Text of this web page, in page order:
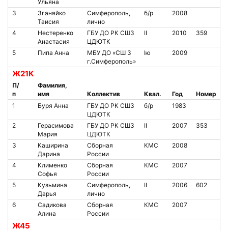
Ульяна
3
Зганяйко
Таисия
Симферополь,
лично
б/р 2008
4
Нестеренко
Анастасия
ГБУ ДО РК СШ3
ЦДЮТК
II 2010 359
5 Пипа Анна
МБУ ДО «СШ 3
г.Симферополь»
Iю 2009
Ж21К
П/
п
Фамилия,
имя
Коллектив Квал. Год
Номер
1
Буря Анна
ГБУ ДО РК СШ3
ЦДЮТК
б/р 1983
2
Герасимова
Мария
ГБУ ДО РК СШ3
ЦДЮТК
II 2007 353
3
Каширина
Дарина
Сборная
России
КМС 2008
4
Клименко
Софья
Сборная
России
КМС 2007
5
Кузьмина
Дарья
Симферополь,
лично
II 2006 602
6
Садикова
Алина
Сборная
России
КМС 2007
Ж45